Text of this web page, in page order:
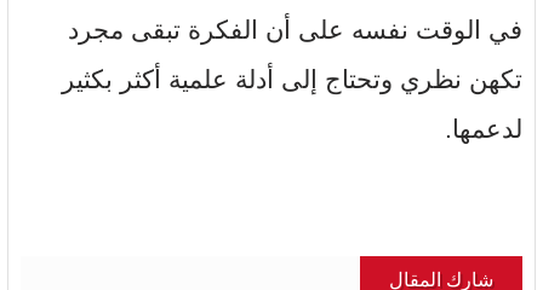
في الوقت نفسه على أن الفكرة تبقى مجرد
تكهن نظري وتحتاج إلى أدلة علمية أكثر بكثير
لدعمها.
شارك المقال